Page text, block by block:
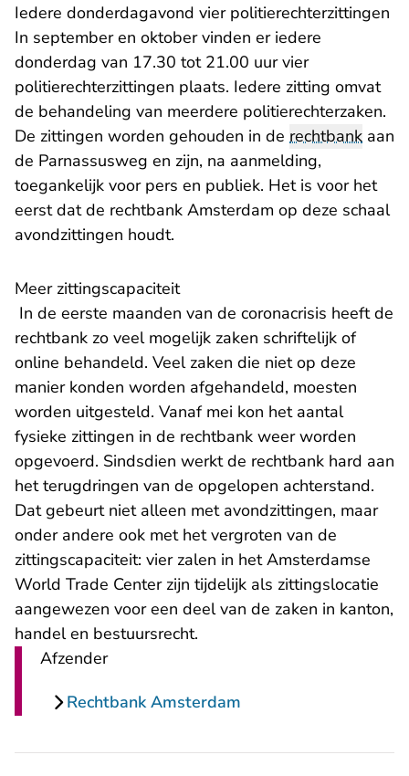
Iedere donderdagavond vier politierechterzittingen
In september en oktober vinden er iedere
donderdag van 17.30 tot 21.00 uur vier
politierechterzittingen plaats. Iedere zitting omvat
de behandeling van meerdere politierechterzaken.
De zittingen worden gehouden in de rechtbank aan
de Parnassusweg en zijn, na aanmelding,
toegankelijk voor pers en publiek. Het is voor het
eerst dat de rechtbank Amsterdam op deze schaal
avondzittingen houdt.
Meer zittingscapaciteit
In de eerste maanden van de coronacrisis heeft de
rechtbank zo veel mogelijk zaken schriftelijk of
online behandeld. Veel zaken die niet op deze
manier konden worden afgehandeld, moesten
worden uitgesteld. Vanaf mei kon het aantal
fysieke zittingen in de rechtbank weer worden
opgevoerd. Sindsdien werkt de rechtbank hard aan
het terugdringen van de opgelopen achterstand.
Dat gebeurt niet alleen met avondzittingen, maar
onder andere ook met het vergroten van de
zittingscapaciteit: vier zalen in het Amsterdamse
World Trade Center zijn tijdelijk als zittingslocatie
aangewezen voor een deel van de zaken in kanton,
handel en bestuursrecht.
Afzender
Rechtbank Amsterdam